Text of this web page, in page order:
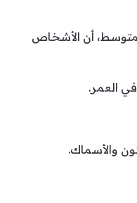
مشارك تتراوح أعمارهم بين 40 و69 عاماً على مدى 13.5 سنة في المتوسط، أن الأشخاص
العمر.